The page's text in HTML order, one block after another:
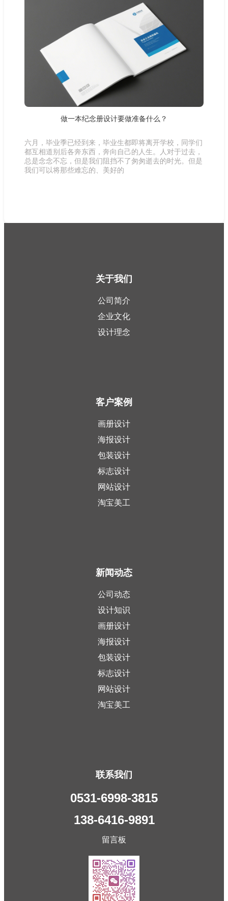
做一本纪念册设计要做准备什么？
六月，毕业季已经到来，毕业生都即将离开学校，同学们
都互相道别后各奔东西，奔向自己的人生。人对于过去，
总是念念不忘，但是我们阻挡不了匆匆逝去的时光。但是
我们可以将那些难忘的、美好的
关于我们
公司简介
企业文化
设计理念
客户案例
画册设计
海报设计
包装设计
标志设计
网站设计
淘宝美工
新闻动态
公司动态
设计知识
画册设计
海报设计
包装设计
标志设计
网站设计
淘宝美工
联系我们
0531-6998-3815
138-6416-9891
留言板